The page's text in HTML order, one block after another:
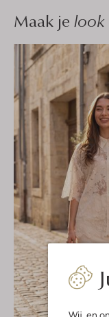
Wij, en
Maak je look